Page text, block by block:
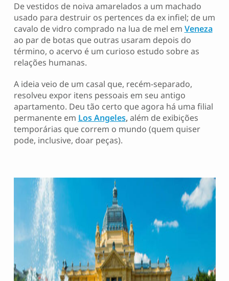
De vestidos de noiva amarelados a um machado
usado para destruir os pertences da ex infiel; de um
cavalo de vidro comprado na lua de mel em Veneza
ao par de botas que outras usaram depois do
término, o acervo é um curioso estudo sobre as
relações humanas.
A ideia veio de um casal que, recém-separado,
resolveu expor itens pessoais em seu antigo
apartamento. Deu tão certo que agora há uma filial
permanente em Los Angeles,além de exibições
temporárias que correm o mundo (quem quiser
pode, inclusive, doar peças).